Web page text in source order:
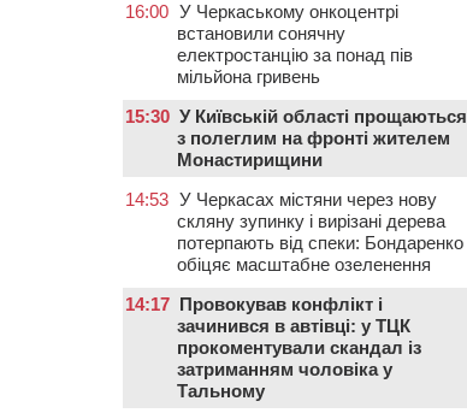
16:00 У Черкаському онкоцентрі
встановили сонячну
електростанцію за понад пів
мільйона гривень
15:30 У Київській області прощаються
з полеглим на фронті жителем
Монастирищини
14:53 У Черкасах містяни через нову
скляну зупинку і вирізані дерева
потерпають від спеки: Бондаренко
обіцяє масштабне озеленення
14:17 Провокував конфлікт і
зачинився в автівці: у ТЦК
прокоментували скандал із
затриманням чоловіка у
Тальному